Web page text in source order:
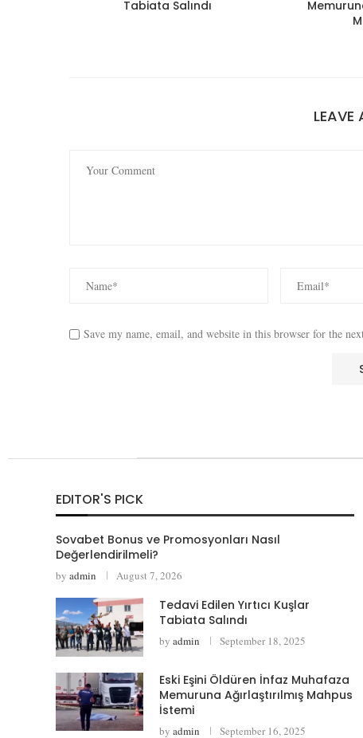
Tabiata Salındı
LEAVE
Save my name, email, and website in this browser for the
EDITOR'S PICK
Sovabet Bonus ve Promosyonları Nasıl
Değerlendirilmeli?
by admin August 7, 2026
Tedavi Edilen Yırtıcı Kuşlar
Tabiata Salındı
by admin September 18, 2025
Eski Eşini Öldüren İnfaz Muhafaza
Memuruna Ağırlaştırılmış Mahpus
İstemi
by admin September 16, 2025